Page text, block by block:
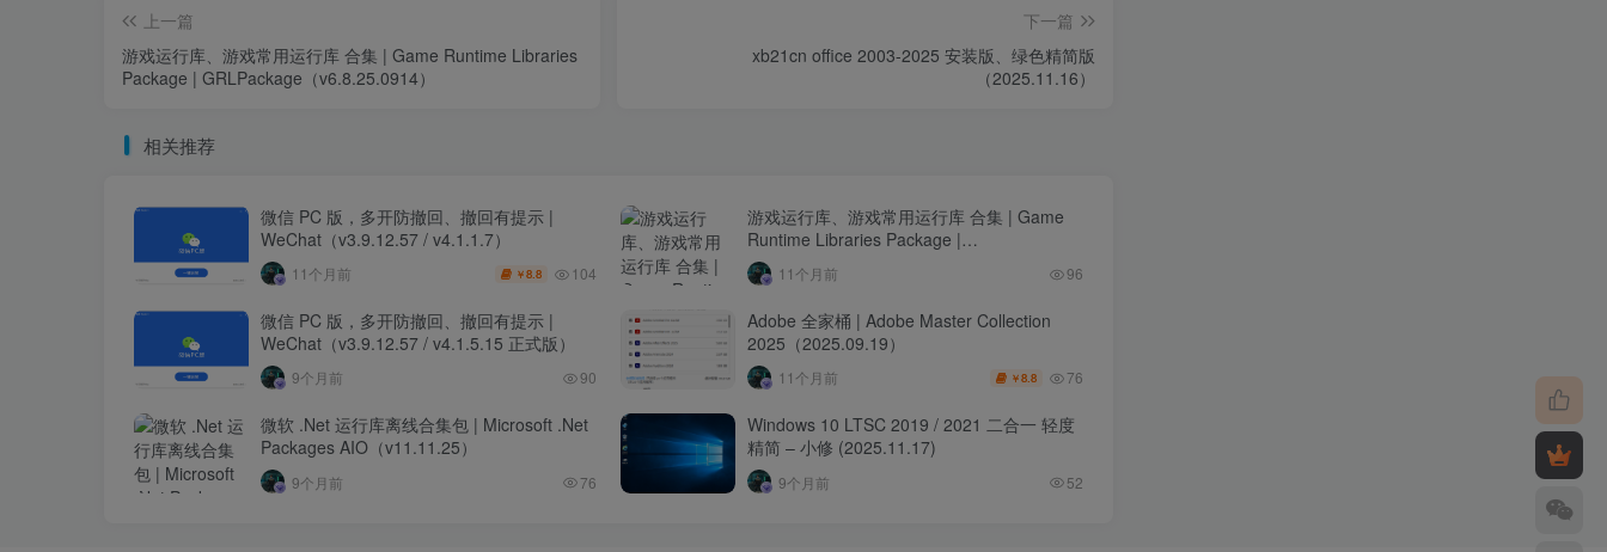
上一篇
游戏运行库、游戏常用运行库 合集 | Game Runtime Libraries
Package | GRLPackage（v6.8.25.0914）
下一篇
xb21cn office 2003-2025 安装版、绿色精简版
（2025.11.16）
相关推荐
微信 PC 版，多开防撤回、撤回有提示 |
WeChat（v3.9.12.57 / v4.1.1.7）
11个月前 ￥8.8 104
游戏运行库、游戏常用运行库 合集 | Game
Runtime Libraries Package |
GRLPackage（v6.8.25.0914）
11个月前 96
微信 PC 版，多开防撤回、撤回有提示 |
WeChat（v3.9.12.57 / v4.1.5.15 正式版）
9个月前 90
Adobe 全家桶 | Adobe Master Collection
2025（2025.09.19）
11个月前 ￥8.8 76
微软 .Net 运行库离线合集包 | Microsoft .Net
Packages AIO（v11.11.25）
9个月前 76
Windows 10 LTSC 2019 / 2021 二合一 轻度
精简 – 小修 (2025.11.17)
9个月前 52